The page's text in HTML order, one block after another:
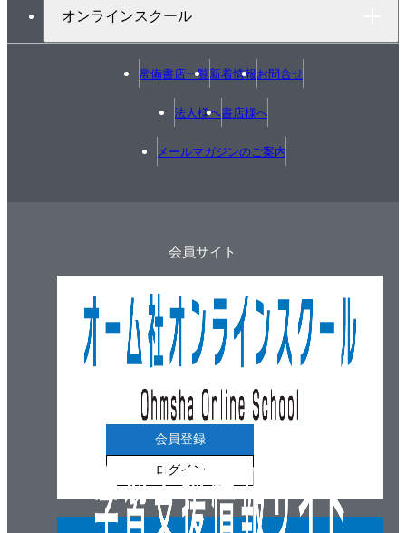
オンラインスクール
常備書店一覧新着情報お問合せ
法人様へ書店様へ
メールマガジンのご案内
会員サイト
会員登録
ログイン